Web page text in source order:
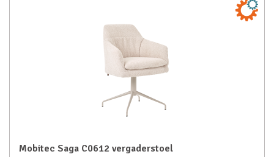
Mobitec Saga C0612 vergaderstoel